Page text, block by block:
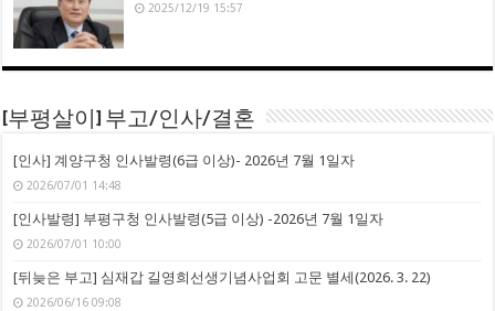
2025/12/19 15:57
[부평살이] 부고/인사/결혼
[인사] 계양구청 인사발령(6급 이상)- 2026년 7월 1일자
2026/07/01 14:48
[인사발령] 부평구청 인사발령(5급 이상) -2026년 7월 1일자
2026/07/01 10:00
[뒤늦은 부고] 심재갑 길영희선생기념사업회 고문 별세(2026. 3. 22)
2026/06/16 09:08